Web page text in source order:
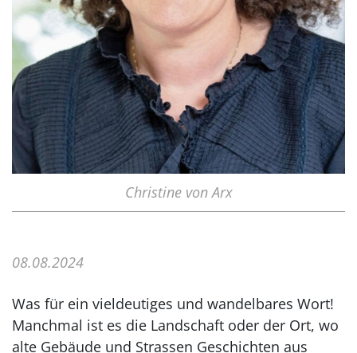
Christine von Arx
08.08.2024
Was für ein vieldeutiges und wandelbares Wort!
Manchmal ist es die Landschaft oder der Ort, wo
alte Gebäude und Strassen Geschichten aus